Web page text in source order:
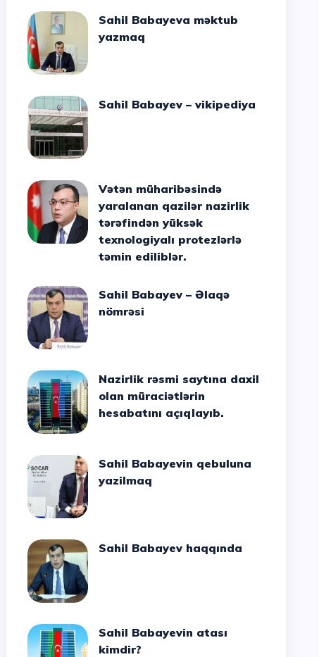
Sahil Babayeva məktub
yazmaq
Sahil Babayev – vikipediya
Vətən müharibəsində
yaralanan qazilər nazirlik
tərəfindən yüksək
texnologiyalı protezlərlə
təmin ediliblər.
Sahil Babayev – Əlaqə
nömrəsi
Nazirlik rəsmi saytına daxil
olan müraciətlərin
hesabatını açıqlayıb.
Sahil Babayevin qebuluna
yazilmaq
Sahil Babayev haqqında
Sahil Babayevin atası
kimdir?